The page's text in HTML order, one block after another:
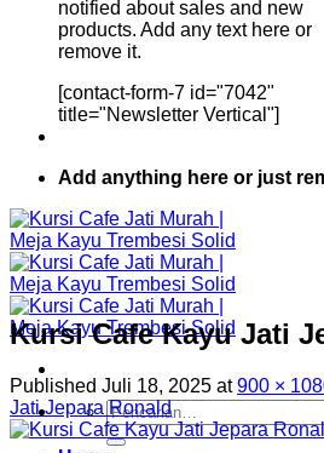
notified about sales and new
products. Add any text here or
remove it.
[contact-form-7 id="7042"
title="Newsletter Vertical"]
Add anything here or just
Pencarian
untuk:
Kursi Cafe Kayu Jati
Published Juli 18, 2025 at900 ×
Jati Jepara Ronald